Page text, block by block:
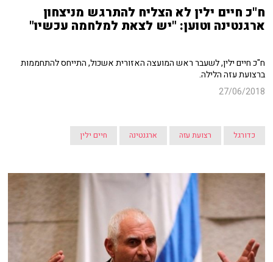
ח"כ חיים ילין לא הצליח להתרגש מניצחון
ארגנטינה וטוען: "יש לצאת למלחמה עכשיו"
ח"כ חיים ילין, לשעבר ראש המועצה האזורית אשכול, התייחס להתחממות
ברצועת עזה הלילה.
27/06/2018
כדורגל רצועת עזה ארגנטינה חיים ילין